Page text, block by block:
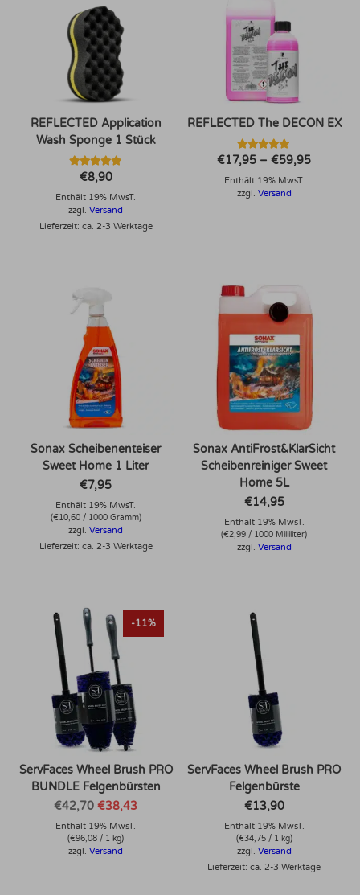
REFLECTED Application
Wash Sponge 1 Stück
Bewertet mit
5.00
von 5
€8,90
Enthält 19% MwsT.
zzgl.Versand
Lieferzeit: ca. 2-3 Werktage
REFLECTED The DECON EX
Bewertet mit
von 5
€17,95 –€59,95
Enthält 19% MwsT.
zzgl. Versand
Sonax Scheibenenteiser
Sweet Home 1 Liter
€7,95
Enthält 19% MwsT.
(€10,60/ 1000 Gramm)
zzgl.Versand
Lieferzeit: ca. 2-3 Werktage
Sonax AntiFrost&KlarSicht
Scheibenreiniger Sweet
Home 5L
€14,95
Enthält 19% MwsT.
(€2,99 / 1000 Milliliter)
zzgl. Versand
-11%
ServFaces Wheel Brush PRO
BUNDLE Felgenbürsten
€42,70 Ursprünglicher
Preis
war:
€42,70
€38,43Aktueller
Enthält 19% MwsT.
(€96,08 / 1 kg)
zzgl.Versand
ServFaces Wheel Brush PRO
Felgenbürste
€13,90
Enthält 19% MwsT.
(€34,75/ 1 kg)
zzgl. Versand
Lieferzeit: ca. 2-3 Werktage